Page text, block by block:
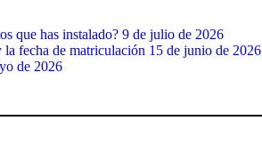
que has instalado? 9 de julio de 2026
fecha de matriculación 15 de junio de 2026
de 2026